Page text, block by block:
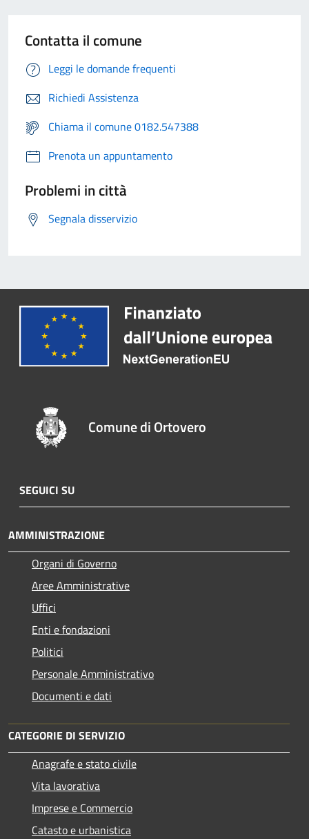
Contatta il comune
Leggi le domande frequenti
Richiedi Assistenza
Chiama il comune 0182.547388
Prenota un appuntamento
Problemi in città
Segnala disservizio
Comune di Ortovero
SEGUICI SU
AMMINISTRAZIONE
Organi di Governo
Aree Amministrative
Uffici
Enti e fondazioni
Politici
Personale Amministrativo
Documenti e dati
CATEGORIE DI SERVIZIO
Anagrafe e stato civile
Vita lavorativa
Imprese e Commercio
Catasto e urbanistica